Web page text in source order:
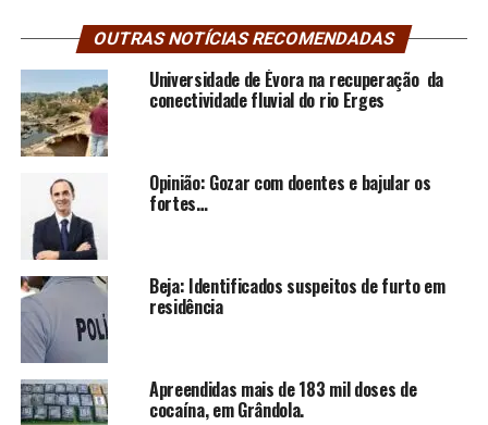
OUTRAS NOTÍCIAS RECOMENDADAS
Universidade de Évora na recuperação da
conectividade fluvial do rio Erges
Opinião: Gozar com doentes e bajular os
fortes…
Beja: Identificados suspeitos de furto em
residência
Apreendidas mais de 183 mil doses de
cocaína, em Grândola.